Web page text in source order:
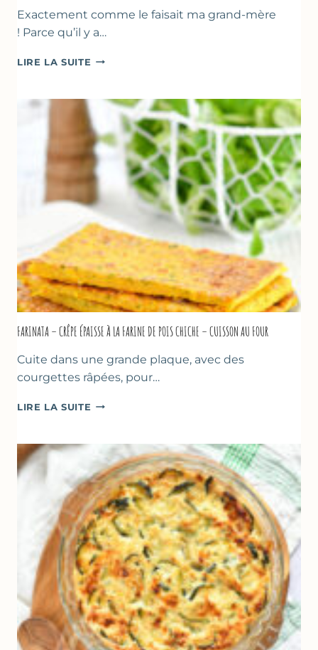
Exactement comme le faisait ma grand-mère
! Parce qu’il y a…
LIRE LA SUITE BEIGNETS
LA
BIÈRE
–
COMME
À
MARSEILLE
FARINATA – CRÊPE ÉPAISSE À LA FARINE DE POIS CHICHE – CUISSON AU FOUR
Cuite dans une grande plaque, avec des
courgettes râpées, pour…
LIRE LA SUITE FARINATA
ÉPAISSE
À
LA
FARINE
DE
POIS
CHICHE
–
CUISSON
AU
FOUR